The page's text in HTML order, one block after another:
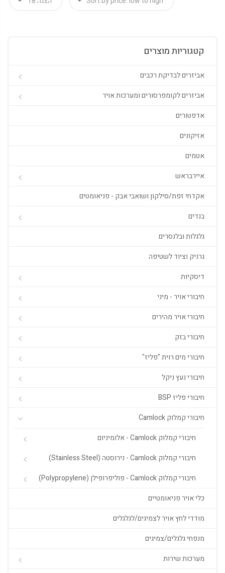
קטגוריות מוצרים
אביזרים לבדיקת רכבים
אביזרים לקומפרסורים ומערכות אויר
אדפטורים
אזיקונים
אטמים
איירבראש
אקדחי זפת/סילקון ושואבי אבק - פניאומטים
בנדים
גלגלות ובלנסרים
גרניק וציוד לשטיפה
דיסקיות
חיבורי אויר - מיני
חיבורי אויר מהירים
חיבורי בזק
חיבורי מים רוית "פליז"
חיבורי נעץ ניקל
חיבורי פליז BSP
חיבורי קמלוק Camlock
חיבורי קמלוק Camlock - אלומיניום
חיבורי קמלוק Camlock - נירוסטה (Stainless Steel)
חיבורי קמלוק Camlock - פוליפרופילן (Polypropylene)
כלי אויר פניאומטיים
מודדי לחץ אויר לצמיגים/לגלגלים
מנפחי גלגלים/צמיגים
מערכות שירות